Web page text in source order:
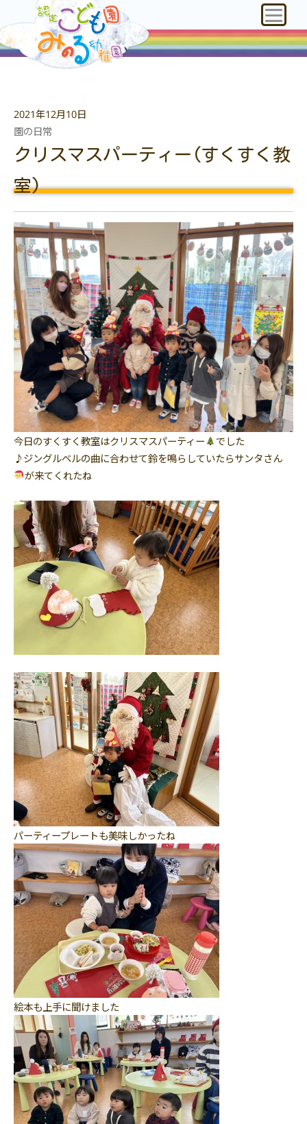
2021年12月10日
園の日常
クリスマスパーティー(すくすく教
室)
今日のすくすく教室はクリスマスパーティー
でした
♪ジングルベルの曲に合わせて鈴を鳴らしていたらサンタさん
が来てくれたね
パーティープレートも美味しかったね
絵本も上手に聞けました